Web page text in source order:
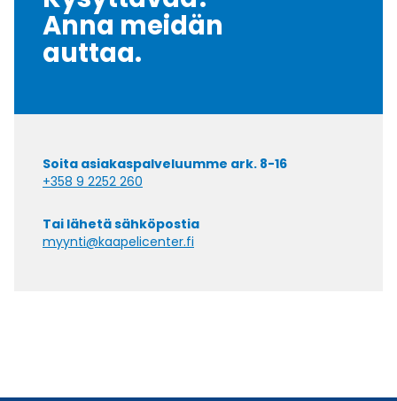
Anna meidän
auttaa.
Soita asiakaspalveluumme ark. 8-16
+358 9 2252 260
Tai lähetä sähköpostia
myynti@kaapelicenter.fi